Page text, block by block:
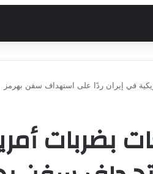
في إيران ردًا على استهداف سفن بهرمز
بضربات